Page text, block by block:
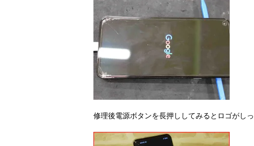
修理後電源ボタンを長押ししてみるとロゴがし